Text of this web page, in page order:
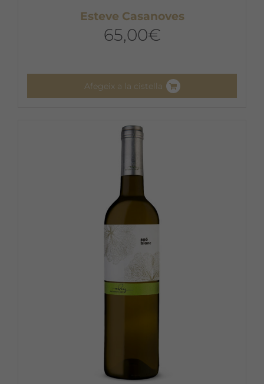
Esteve Casanoves
65,00€
Afegeix a la cistella